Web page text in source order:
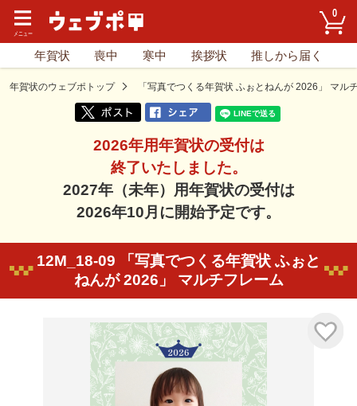
0
年賀状 喪中 寒中 挨拶状 推しから届く
年賀状のウェブポトップ 「写真でつくる年賀状 ふぉとねんが 2026」 マル
2026年用年賀状の受付は
終了いたしました。
2027年（未年）用年賀状の受付は
2026年10月に開始予定です。
12M_18-09 「写真でつくる年賀状 ふぉと
ねんが 2026」 マルチフレーム